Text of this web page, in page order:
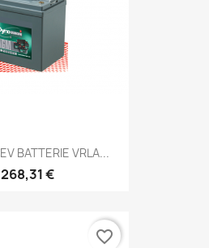
BATTERIE VRLA...
268,31 €
favorite_border